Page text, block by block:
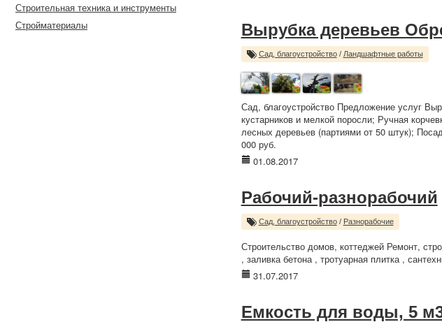
Строительная техника и инструменты
Стройматериалы
Вырубка деревьев
Сад, благоустройство/ Ландшафтные работы
Сад, благоустройство Предложение услуг
кустарников и мелкой поросли; Ручная
лесных деревьев (партиями от 50 штук);
000 руб.
01.08.2017
Рабочий-разнорабочий
Сад, благоустройство/ Разнорабочие
Строительство домов, коттеджей Ремонт,
, заливка бетона , тротуарная плитка ,
31.07.2017
Емкость для воды, 5